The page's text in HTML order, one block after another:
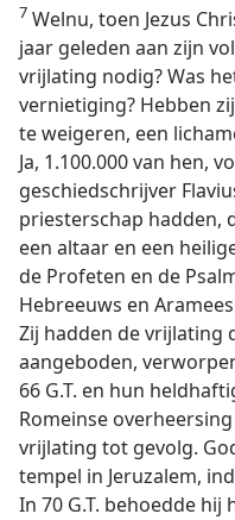
7 Welnu, toen Jezus
jaar geleden aan zijn
vrijlating nodig? Was
vernietiging? Hebben
te weigeren, een
Ja, 1.100.000 van hen,
geschiedschrijver
priesterschap hadden,
een altaar en een
de Profeten en de
Hebreeuws en
Zij hadden de vrijlating
aangeboden,
66 G.T. en hun
Romeinse
vrijlating tot gevolg.
tempel in Jeruzalem,
In 70 G.T. behoedde